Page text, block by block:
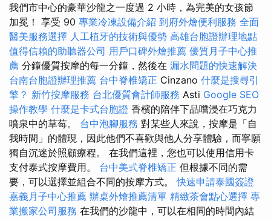
我們市中心的豪華沙龍之一度過 2 小時，為完美的女孩節
加冕！ 享受 90 專業冷凍設備介紹 到府外燴便利服務 全面
醫美服務選擇 人工植牙的技術與優勢 高雄台胞證辦理地點
值得信賴的助聽器公司 用戶口碑外燴推薦 優質月子中心推
薦 分鐘優質按摩的每一分鐘，然後在 漏水問題的快速解決
台南台胞證辦理推薦 台中脊椎矯正 Cinzano 什麼是搜尋引
擎？ 新竹按摩服務 台北優質會計師服務 Asti Google SEO
操作教學 什麼是卡式台胞證 香檳的陪伴下品嚐浸在巧克力
噴泉中的草莓。 台中泡腳服務 對某些人來說，按摩是「自
我時間」的體現，因此他們不喜歡與他人分享體驗，而寧願
獨自沉迷於照顧療程。 在我們這裡，您也可以使用信用卡
支付泰式按摩費用。 台中美式脊椎矯正 但根據不同的需
要，可以選擇並組合不同的按摩方式。快速申請泰國簽證
嘉義月子中心推薦 辦桌外燴推薦清單 精緻茶會點心選擇 專
業搬家公司服務 在我們的沙龍中，可以在相同的時間內結